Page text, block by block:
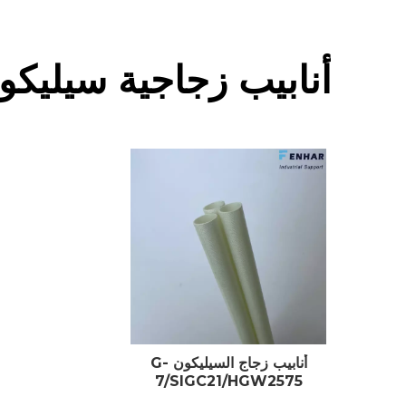
أنابيب زجاجية
أنابيب زجاج السيليكون G-
7/SIGC21/HGW2575